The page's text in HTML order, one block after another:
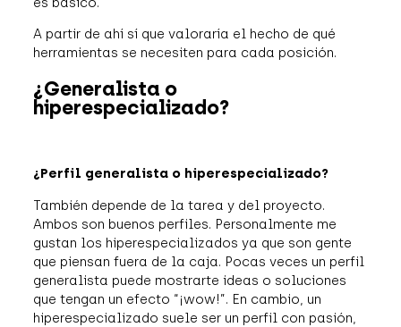
A partir de ahí sí que valoraría el hecho de qué
herramientas se necesiten para cada posición.
¿Generalista o
hiperespecializado?
¿Perfil generalista o hiperespecializado?
También depende de la tarea y del proyecto.
Ambos son buenos perfiles. Personalmente me
gustan los hiperespecializados ya que son gente
que piensan fuera de la caja. Pocas veces un perfil
generalista puede mostrarte ideas o soluciones
que tengan un efecto “¡wow!”. En cambio, un
hiperespecializado suele ser un perfil con pasión,